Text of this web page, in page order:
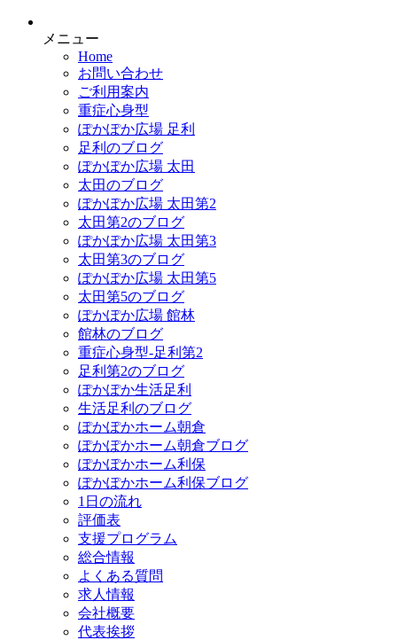
メニュー
Home
お問い合わせ
ご利用案内
重症心身型
ぽかぽか広場 足利
足利のブログ
ぽかぽか広場 太田
太田のブログ
ぽかぽか広場 太田第2
太田第2のブログ
ぽかぽか広場 太田第3
太田第3のブログ
ぽかぽか広場 太田第5
太田第5のブログ
ぽかぽか広場 館林
館林のブログ
重症心身型-足利第2
足利第2のブログ
ぽかぽか生活足利
生活足利のブログ
ぽかぽかホーム朝倉
ぽかぽかホーム朝倉ブログ
ぽかぽかホーム利保
ぽかぽかホーム利保ブログ
1日の流れ
評価表
支援プログラム
総合情報
よくある質問
求人情報
会社概要
代表挨拶